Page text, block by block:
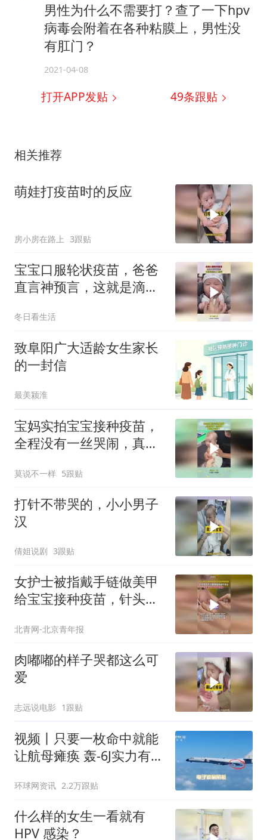
男性为什么不需要打？查了一下hpv
病毒会附着在各种粘膜上，男性没
有肛门？
2021-04-08
打开APP发贴 49条跟贴
相关推荐
萌娃打疫苗时的反应
房小房在路上 3跟贴
宝宝口服轮状疫苗，爸爸
直言神预言，这就是滴水
冬日看生活
致阜阳广大适龄女生家长
的一封信
最美颍淮
宝妈实拍宝宝接种疫苗，
全程没有一丝哭闹，真的
莫说不一样 5跟贴
打针不带哭的，小小男子
汉
倩姐说剧 3跟贴
女护士被指戴手链做美甲
给宝宝接种疫苗，针头完
北青网-北京青年报
肉嘟嘟的样子哭都这么可
爱
志远说电影 1跟贴
视频丨只要一枚命中就能
让航母瘫痪 轰-6J实力有多
环球网资讯 2.2万跟贴
什么样的女生一看就有
HPV 感染？